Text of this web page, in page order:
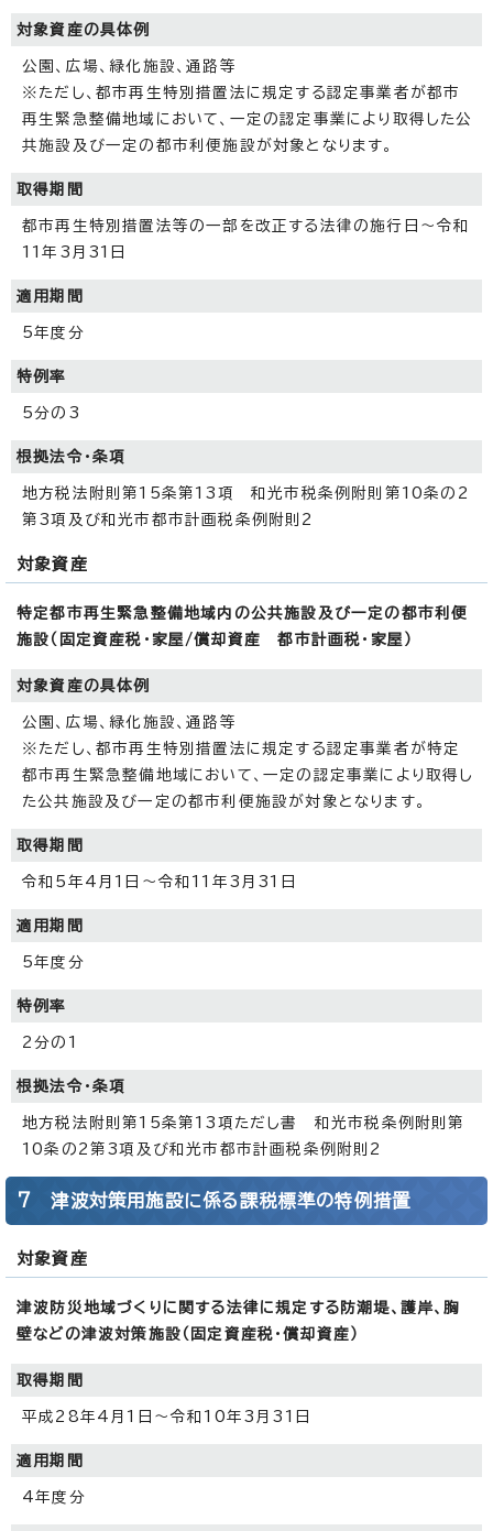
対象資産の具体例
公園、広場、緑化施設、通路等
※ただし、都市再生特別措置法に規定する認定事業者が都市
再生緊急整備地域において、一定の認定事業により取得した公
共施設及び一定の都市利便施設が対象となります。
取得期間
都市再生特別措置法等の一部を改正する法律の施行日～令和
11年3月31日
適用期間
5年度分
特例率
5分の3
根拠法令・条項
地方税法附則第15条第13項 和光市税条例附則第10条の2
第3項及び和光市都市計画税条例附則2
対象資産
特定都市再生緊急整備地域内の公共施設及び一定の都市利便
施設（固定資産税・家屋/償却資産 都市計画税・家屋）
対象資産の具体例
公園、広場、緑化施設、通路等
※ただし、都市再生特別措置法に規定する認定事業者が特定
都市再生緊急整備地域において、一定の認定事業により取得し
た公共施設及び一定の都市利便施設が対象となります。
取得期間
令和5年4月1日～令和11年3月31日
適用期間
5年度分
特例率
2分の1
根拠法令・条項
地方税法附則第15条第13項ただし書 和光市税条例附則第
10条の2第3項及び和光市都市計画税条例附則2
7 津波対策用施設に係る課税標準の特例措置
対象資産
津波防災地域づくりに関する法律に規定する防潮堤、護岸、胸
壁などの津波対策施設（固定資産税・償却資産）
取得期間
平成28年4月1日～令和10年3月31日
適用期間
4年度分